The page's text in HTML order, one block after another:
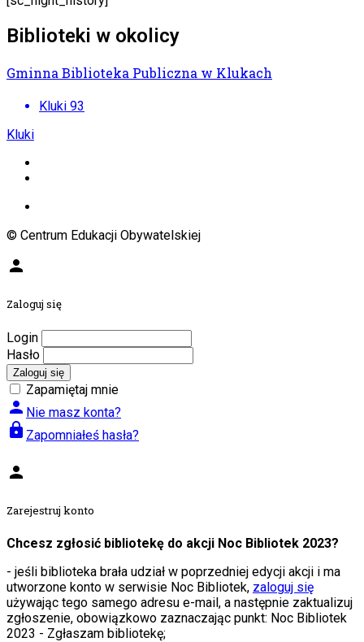
Biblioteki w okolicy
Gminna Biblioteka Publiczna w Klukach
Kluki 93
Kluki
© Centrum Edukacji Obywatelskiej
person
Zaloguj się
Login
Hasło
Zaloguj się
Zapamiętaj mnie
person Nie masz konta?
lock Zapomniałeś hasła?
person
Zarejestruj konto
Chcesz zgłosić bibliotekę do akcji Noc Bibliotek 2023?
- jeśli biblioteka brała udział w poprzedniej edycji akcji i ma
utworzone konto w serwisie Noc Bibliotek, zaloguj się
używając tego samego adresu e-mail, a następnie zaktualizuj
zgłoszenie, obowiązkowo zaznaczając punkt: Noc Bibliotek
2023 - Zgłaszam bibliotekę;